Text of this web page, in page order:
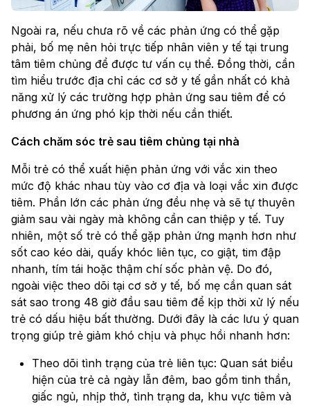
Ngoài ra, nếu chưa rõ về các phản ứng có thể gặp
phải, bố mẹ nên hỏi trực tiếp nhân viên y tế tại trung
tâm tiêm chủng để được tư vấn cụ thể. Đồng thời, cần
tìm hiểu trước địa chỉ các cơ sở y tế gần nhất có khả
năng xử lý các trường hợp phản ứng sau tiêm để có
phương án ứng phó kịp thời nếu cần thiết.
Cách chăm sóc trẻ sau tiêm chủng tại nhà
Mỗi trẻ có thể xuất hiện phản ứng với vắc xin theo
mức độ khác nhau tùy vào cơ địa và loại vắc xin được
tiêm. Phần lớn các phản ứng đều nhẹ và sẽ tự thuyên
giảm sau vài ngày mà không cần can thiệp y tế. Tuy
nhiên, một số trẻ có thể gặp phản ứng mạnh hơn như
sốt cao kéo dài, quấy khóc liên tục, co giật, tim đập
nhanh, tím tái hoặc thậm chí sốc phản vệ. Do đó,
ngoài việc theo dõi tại cơ sở y tế, bố mẹ cần quan sát
sát sao trong 48 giờ đầu sau tiêm để kịp thời xử lý nếu
trẻ có dấu hiệu bất thường. Dưới đây là các lưu ý quan
trọng giúp trẻ giảm khó chịu và phục hồi nhanh hơn:
Theo dõi tình trạng của trẻ liên tục: Quan sát biểu
hiện của trẻ cả ngày lẫn đêm, bao gồm tinh thần,
giấc ngủ, nhịp thở, tình trạng da, khu vực tiêm và